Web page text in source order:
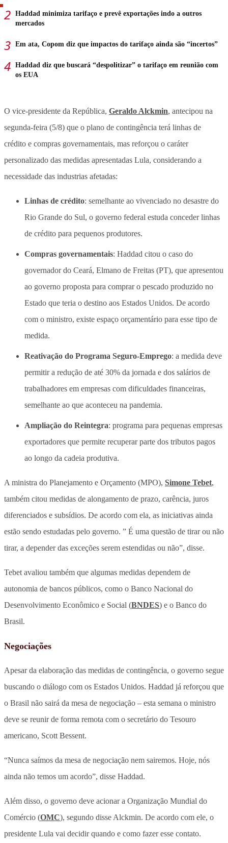
Haddad minimiza tarifaço e prevê exportações indo a outros
mercados
Em ata, Copom diz que impactos do tarifaço ainda são “incertos”
Haddad diz que buscará “despolitizar” o tarifaço em reunião com
os EUA
O vice-presidente da República, Geraldo Alckmin, antecipou na
segunda-feira (5/8) que o plano de contingência terá linhas de
crédito e compras governamentais, mas reforçou o caráter
personalizado das medidas apresentadas Lula, considerando a
necessidade das industrias afetadas:
Linhas de crédito: semelhante ao vivenciado no desastre do
Rio Grande do Sul, o governo federal estuda conceder linhas
de crédito para pequenos produtores.
Compras governamentais: Haddad citou o caso do
governador do Ceará, Elmano de Freitas (PT), que apresentou
ao governo proposta para comprar o pescado produzido no
Estado que teria o destino aos Estados Unidos. De acordo
com o ministro, existe espaço orçamentário para esse tipo de
medida.
Reativação do Programa Seguro-Emprego: a medida deve
permitir a redução de até 30% da jornada e dos salários de
trabalhadores em empresas com dificuldades financeiras,
semelhante ao que aconteceu na pandemia.
Ampliação do Reintegra: programa para pequenas empresas
exportadores que permite recuperar parte dos tributos pagos
ao longo da cadeia produtiva.
A ministra do Planejamento e Orçamento (MPO), Simone Tebet,
também citou medidas de alongamento de prazo, carência, juros
diferenciados e subsídios. De acordo com ela, as iniciativas ainda
estão sendo estudadas pelo governo. ” É uma questão de tirar ou não
tirar, a depender das exceções serem estendidas ou não”, disse.
Tebet avaliou também que algumas medidas dependem de
autonomia de bancos públicos, como o Banco Nacional do
Desenvolvimento Econômico e Social (BNDES) e o Banco do
Brasil.
Negociações
Apesar da elaboração das medidas de contingência, o governo segue
buscando o diálogo com os Estados Unidos. Haddad já reforçou que
o Brasil não sairá da mesa de negociação – esta semana o ministro
deve se reunir de forma remota com o secretário do Tesouro
americano, Scott Bessent.
“Nunca saímos da mesa de negociação nem sairemos. Hoje, nós
ainda não temos um acordo”, disse Haddad.
Além disso, o governo deve acionar a Organização Mundial do
Comércio (OMC), segundo disse Alckmin. De acordo com ele, o
presidente Lula vai decidir quando e como fazer esse contato.